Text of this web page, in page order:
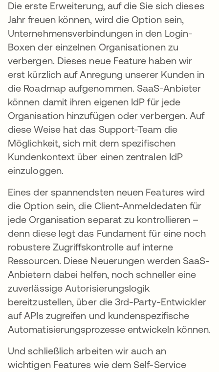
Die erste Erweiterung, auf die Sie sich dieses
Jahr freuen können, wird die Option sein,
Unternehmensverbindungen in den Login-
Boxen der einzelnen Organisationen zu
verbergen. Dieses neue Feature haben wir
erst kürzlich auf Anregung unserer Kunden in
die Roadmap aufgenommen. SaaS-Anbieter
können damit ihren eigenen IdP für jede
Organisation hinzufügen oder verbergen. Auf
diese Weise hat das Support-Team die
Möglichkeit, sich mit dem spezifischen
Kundenkontext über einen zentralen IdP
einzuloggen.
Eines der spannendsten neuen Features wird
die Option sein, die Client-Anmeldedaten für
jede Organisation separat zu kontrollieren –
denn diese legt das Fundament für eine noch
robustere Zugriffskontrolle auf interne
Ressourcen. Diese Neuerungen werden SaaS-
Anbietern dabei helfen, noch schneller eine
zuverlässige Autorisierungslogik
bereitzustellen, über die 3rd-Party-Entwickler
auf APIs zugreifen und kundenspezifische
Automatisierungsprozesse entwickeln können.
Und schließlich arbeiten wir auch an
wichtigen Features wie dem Self-Service